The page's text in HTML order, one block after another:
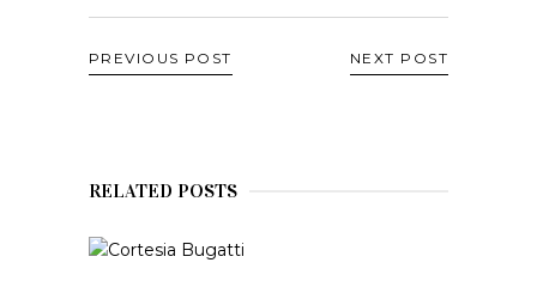
PREVIOUS POST NEXT POST
RELATED POSTS